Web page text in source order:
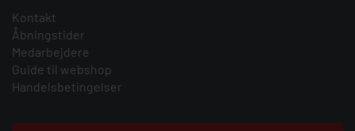
Kontakt
Åbningstider
Medarbejdere
Guide til webshop
Handelsbetingelser